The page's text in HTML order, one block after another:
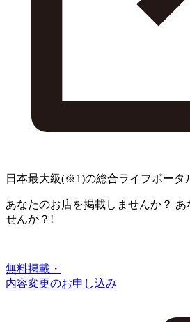
日本最大級(※1)の総合ライフポータ
あなたのお店を掲載しませんか？ あ
せんか？!
無料掲載・
内容変更のお申し込み